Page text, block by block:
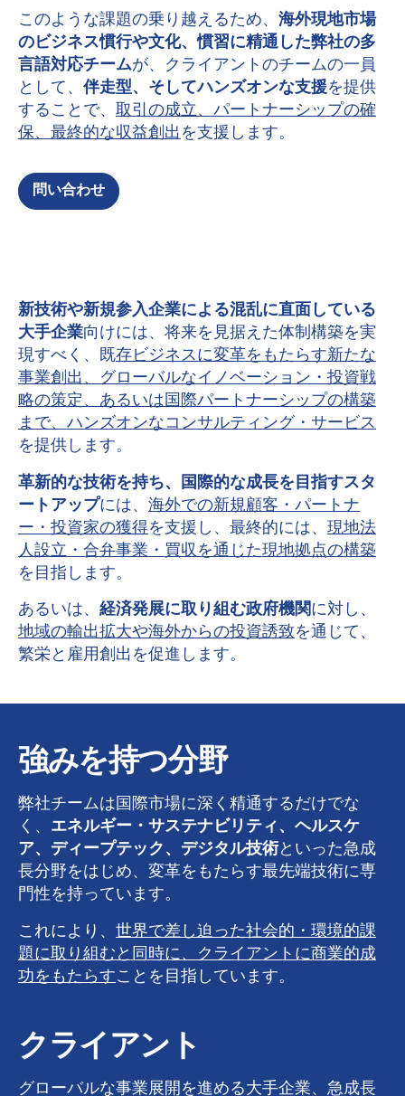
このような課題の乗り越えるため、 海外現地市場
のビジネス慣行や文化、慣習に精通した弊社の多
言語対応チームが、クライアントのチームの一員
として、 伴走型、そしてハンズオンな支援を提供
することで、 取引の成立、パートナーシップの確
保、最終的な収益創出 を支援します。
問い合わせ
新技術や新規参入企業による混乱に直面している
大手企業向けには、将来を見据えた体制構築を実
現すべく、既存ビジネスに変革をもたらす新たな
事業創出、グローバルなイノベーション・投資戦
略の策定、あるいは国際パートナーシップの構築
まで、ハンズオンなコンサルティング・サービス
を提供します。
革新的な技術を持ち、国際的な成長を目指すスタ
ートアップには、 海外での新規顧客・パートナ
ー・投資家の獲得を支援し、最終的には、 現地法
人設立・合弁事業・買収を通じた現地拠点の構築
を目指します。
あるいは、 経済発展に取り組む政府機関に対し、
地域の輸出拡大や海外からの投資誘致を通じて、
繁栄と雇用創出を促進します。
強みを持つ分野
弊社チームは国際市場に深く精通するだけでな
く、 エネルギー・サステナビリティ、ヘルスケ
ア、ディープテック、デジタル技術といった急成
長分野をはじめ、変革をもたらす最先端技術に専
門性を持っています。
これにより、 世界で差し迫った社会的・環境的課
題に取り組むと同時に、クライアントに商業的成
功をもたらすことを目指しています。
クライアント
グローバルな事業展開を進める大手企業、急成長